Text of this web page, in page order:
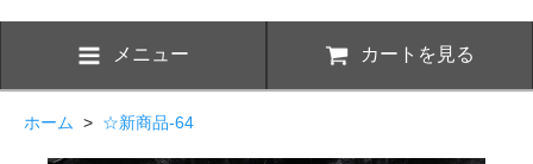
メニュー カートを見る
ホーム > ☆新商品-64